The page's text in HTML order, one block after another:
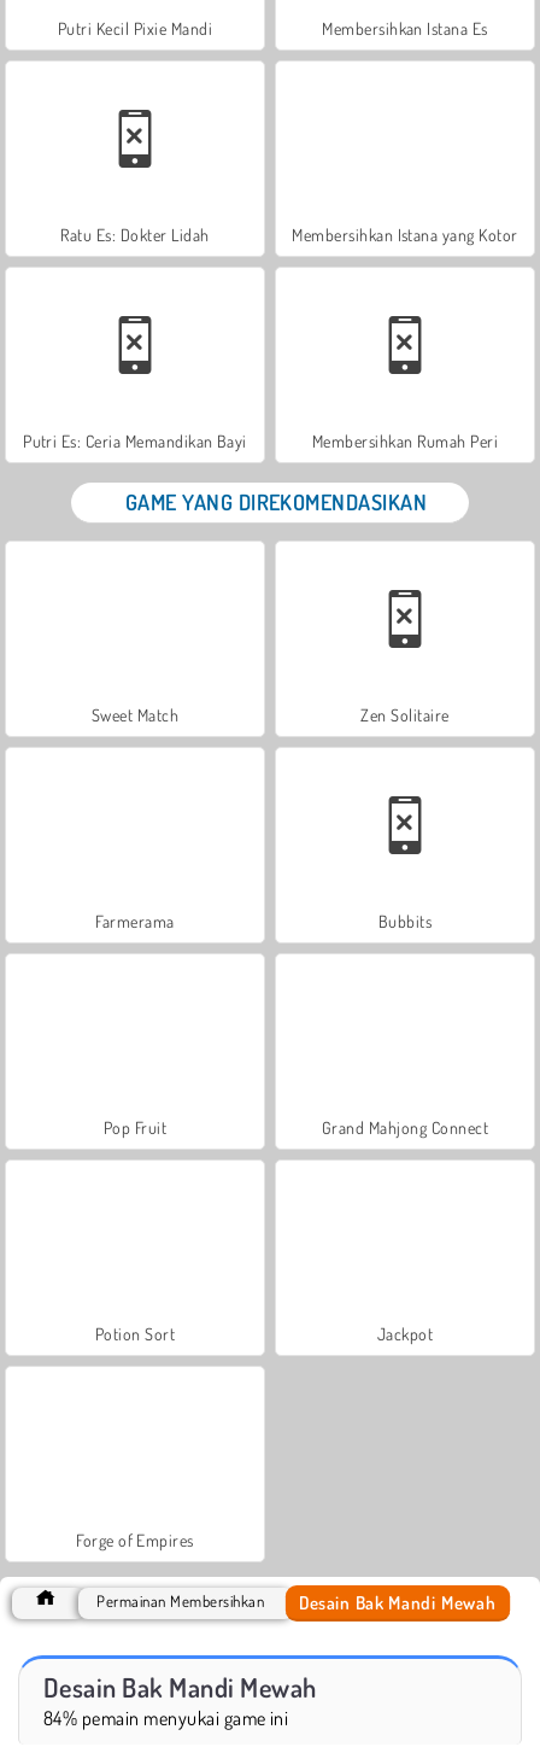
Putri Kecil Pixie Mandi Membersihkan Istana Es
Ratu Es: Dokter Lidah Membersihkan Istana yang Kotor
Putri Es: Ceria Memandikan Bayi Membersihkan Rumah Peri
GAME YANG DIREKOMENDASIKAN
Sweet Match Zen Solitaire
Farmerama Bubbits
Pop Fruit Grand Mahjong Connect
Potion Sort Jackpot
Forge of Empires
Permainan Membersihkan Desain Bak Mandi Mewah
Desain Bak Mandi Mewah
84% pemain menyukai game ini